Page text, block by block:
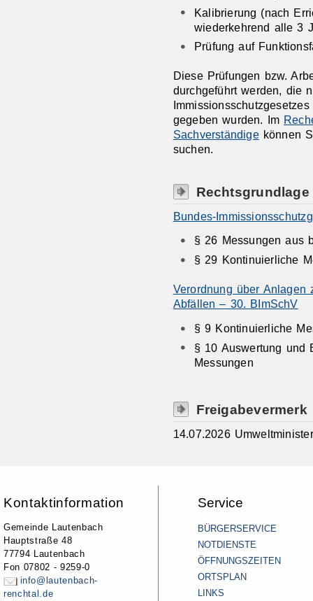
Kalibrierung (nach
wiederkehrend alle 3
Prüfung auf
Diese Prüfungen bzw.
durchgeführt werden, die
gegeben wurden. Im
Sachverständigekönnen
suchen.
Rechtsgrundlage
Bundes-
§ 26 Messungen aus
§ 29 Kontinuierliche
Verordnung über
Abfällen – 30. BImSchV
§ 9 Kontinuierliche
§ 10 Auswertung und
Messungen
Freigabevermerk
14.07.2026
Kontaktinformation
Gemeinde Lautenbach
Hauptstraße 48
77794 Lautenbach
Fon 07802 - 9259-0
info@lautenbach-
renchtal.de
Service
BÜRGERSERVICE
NOTDIENSTE
ÖFFNUNGSZEITEN
ORTSPLAN
LINKS